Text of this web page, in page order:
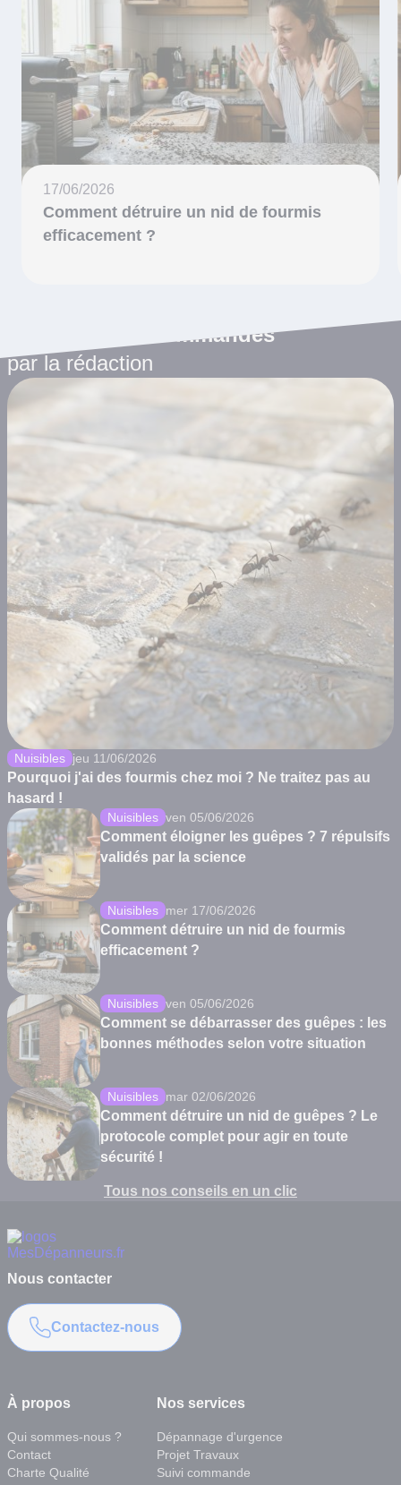
17/06/2026
Comment détruire un nid de fourmis
efficacement ?
Les articles recommandés
par la rédaction
Nuisibles jeu 11/06/2026
Pourquoi j'ai des fourmis chez moi ? Ne traitez pas au
hasard !
Nuisibles ven 05/06/2026
Comment éloigner les guêpes ? 7 répulsifs
validés par la science
Nuisibles mer 17/06/2026
Comment détruire un nid de fourmis
efficacement ?
Nuisibles ven 05/06/2026
Comment se débarrasser des guêpes : les
bonnes méthodes selon votre situation
Nuisibles mar 02/06/2026
Comment détruire un nid de guêpes ? Le
protocole complet pour agir en toute
sécurité !
Tous nos conseils en un clic
À propos
Qui sommes-nous ?
Contact
Charte Qualité
Nos services
Dépannage d'urgence
Projet Travaux
Suivi commande
Nous contacter
Contactez-nous